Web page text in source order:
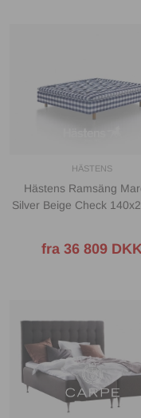
HÄSTENS
Hästens Ramsäng
Silver Beige Check
fra 36 809